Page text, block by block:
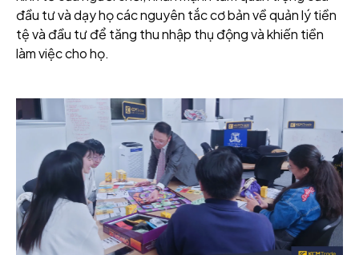
đầu tư và dạy họ các nguyên tắc cơ bản về quản lý tiền
tệ và đầu tư để tăng thu nhập thụ động và khiến tiền
làm việc cho họ.